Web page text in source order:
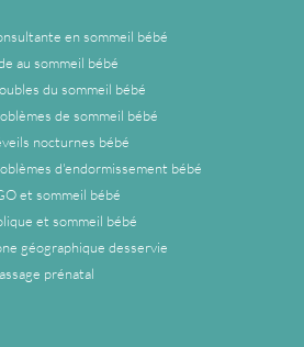
en sommeil bébé
au sommeil bébé
du sommeil bébé
de sommeil bébé
nocturnes bébé
d'endormissement bébé
et sommeil bébé
et sommeil bébé
géographique desservie
prénatal